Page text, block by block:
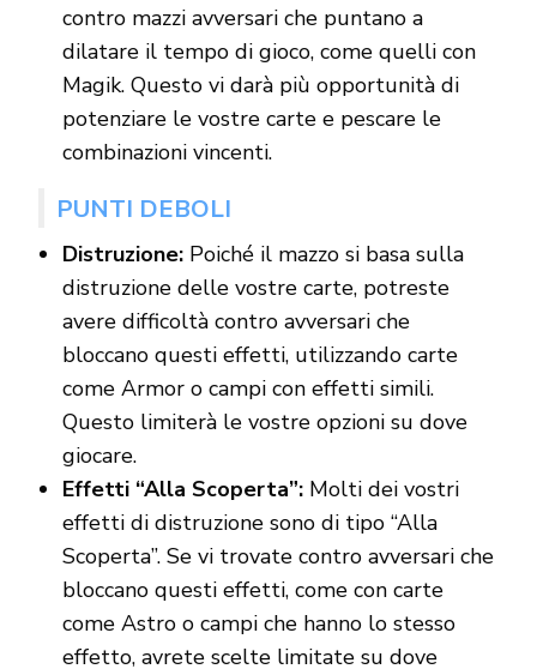
contro mazzi avversari che puntano a
dilatare il tempo di gioco, come quelli con
Magik. Questo vi darà più opportunità di
potenziare le vostre carte e pescare le
combinazioni vincenti.
PUNTI DEBOLI
Distruzione:Poiché il mazzo si basa sulla
distruzione delle vostre carte, potreste
avere difficoltà contro avversari che
bloccano questi effetti, utilizzando carte
come Armor o campi con effetti simili.
Questo limiterà le vostre opzioni su dove
giocare.
Effetti “Alla Scoperta”:Molti dei vostri
effetti di distruzione sono di tipo “Alla
Scoperta”. Se vi trovate contro avversari che
bloccano questi effetti, come con carte
come Astro o campi che hanno lo stesso
effetto, avrete scelte limitate su dove